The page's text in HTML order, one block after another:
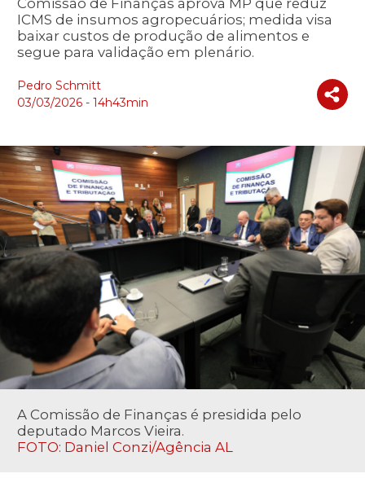
Comissão de Finanças aprova MP que reduz
ICMS de insumos agropecuários; medida visa
baixar custos de produção de alimentos e
segue para validação em plenário.
Pedro Schmitt
03/03/2026 - 14h43min
A Comissão de Finanças é presidida pelo
deputado Marcos Vieira.
FOTO: Daniel Conzi/Agência AL